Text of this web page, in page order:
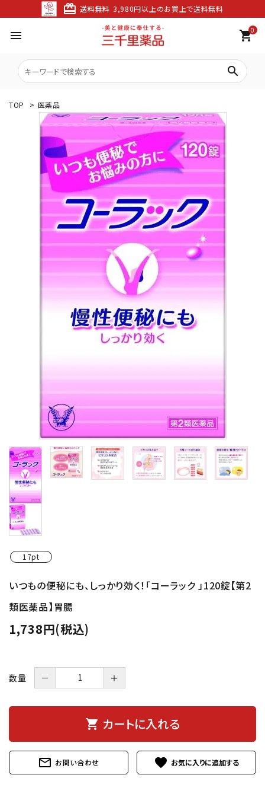
card_giftcard 送料無料 3,980円以上のお買上で送料無料
menu 0
shopping_cart
search
TOP > 医薬品
17pt
いつもの便秘にも、しっかり効く！「コーラック 」120錠【第2
類医薬品】胃腸
1,738円(税込)
数量 － ＋
shopping_cart カートに入れる
mail_outline お問い合わせ favorite